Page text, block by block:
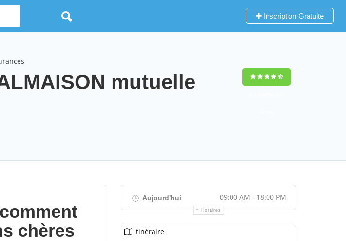
Inscription Gratuite
mutuelle
chères
Aujourd'hui 09:00 AM - 18:00 PM
Horaires
Itinéraire